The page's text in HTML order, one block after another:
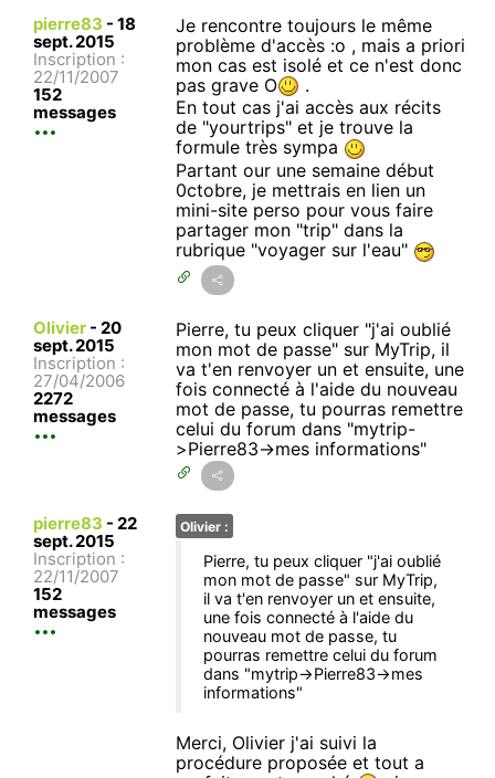
pierre83 - 18
sept. 2015
Inscription :
22/11/2007
152
messages
Je rencontre toujours le même
problème d'accès :o , mais a priori
mon cas est isolé et ce n'est donc
pas grave O
.
En tout cas j'ai accès aux récits
de "yourtrips" et je trouve la
formule très sympa
Partant our une semaine début
0ctobre, je mettrais en lien un
mini-site perso pour vous faire
partager mon "trip" dans la
rubrique "voyager sur l'eau"
Olivier - 20
sept. 2015
Inscription :
27/04/2006
2272
messages
Pierre, tu peux cliquer "j'ai oublié
mon mot de passe" sur MyTrip, il
va t'en renvoyer un et ensuite, une
fois connecté à l'aide du nouveau
mot de passe, tu pourras remettre
celui du forum dans "mytrip-
>Pierre83->mes informations"
pierre83 - 22
sept. 2015
Inscription :
22/11/2007
152
messages
Olivier :
Pierre, tu peux cliquer "j'ai oublié
mon mot de passe" sur MyTrip,
il va t'en renvoyer un et ensuite,
une fois connecté à l'aide du
nouveau mot de passe, tu
pourras remettre celui du forum
dans "mytrip->Pierre83->mes
informations"
Merci, Olivier j'ai suivi la
procédure proposée et tout a